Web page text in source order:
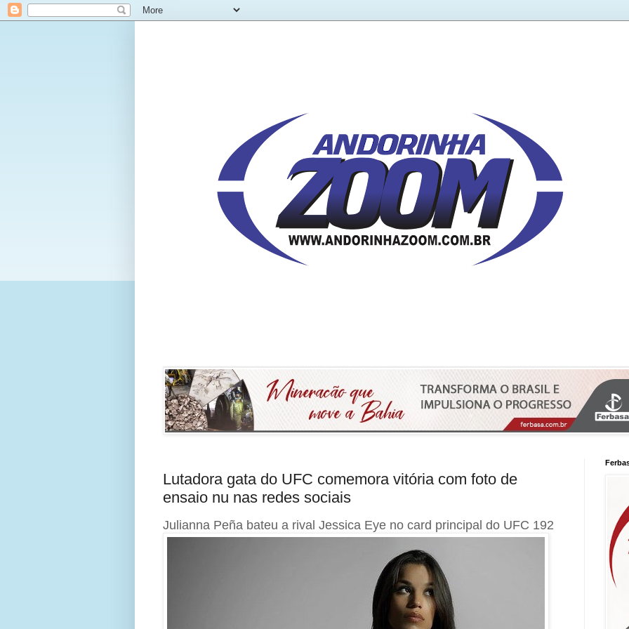
Lutadora gata do UFC comemora vitória com foto de
ensaio nu nas redes sociais
Julianna Peña bateu a rival Jessica Eye no card principal do UFC 192